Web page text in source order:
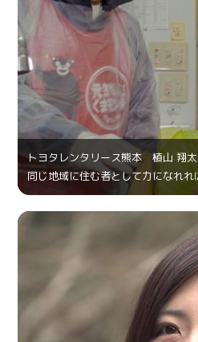
トヨタレンタリース熊本 植山 翔
同じ地域に住む者として力になれれ